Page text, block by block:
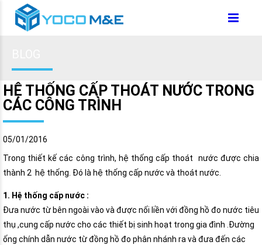
HỆ THỐNG CẤP THOÁT NƯỚC TRONG
CÁC CÔNG TRÌNH
05/01/2016
Trong thiết kế các công trình, hệ thống cấp thoát nước được chia
thành 2 hệ thống. Đó là hệ thống cấp nước và thoát nước.
1. Hệ thống cấp nước :
Đưa nước từ bên ngoài vào và được nối liền với đồng hồ đo nước tiêu
thụ ,cung cấp nước cho các thiết bị sinh hoạt trong gia đình .Đường
ống chính dẫn nước từ đồng hồ đo phân nhánh ra và đưa đến các